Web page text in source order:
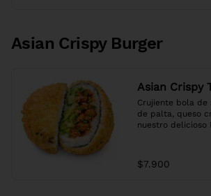
Asian Crispy Burger
Asian Crispy
Crujiente bola de
de palta, queso
nuestro delicioso
avocado, cream
our delicious
$7.900